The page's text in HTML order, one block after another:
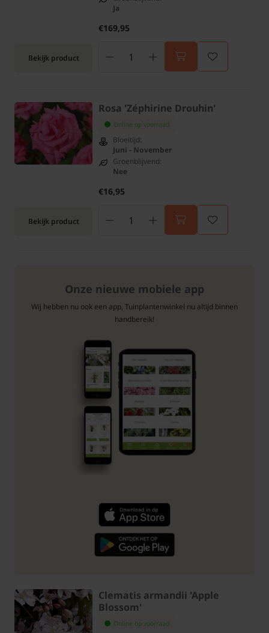
Bekijk product
Ja
€169,95
Bekijk product
Rosa 'Zéphirine Drouhin'
Online op voorraad
Bloeitijd:
Juni - November
Groenblijvend:
Nee
€16,95
Onze nieuwe mobiele app
Wij hebben nu ook een app, Tuinplantenwinkel nu altijd binnen
handbereik!
Clematis armandii 'Apple
Blossom'
Online op voorraad